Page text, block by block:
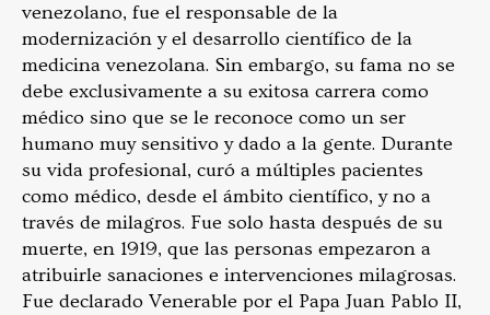
venezolano, fue el responsable de la
modernización y el desarrollo científico de la
medicina venezolana. Sin embargo, su fama no se
debe exclusivamente a su exitosa carrera como
médico sino que se le reconoce como un ser
humano muy sensitivo y dado a la gente. Durante
su vida profesional, curó a múltiples pacientes
como médico, desde el ámbito científico, y no a
través de milagros. Fue solo hasta después de su
muerte, en 1919, que las personas empezaron a
atribuirle sanaciones e intervenciones milagrosas.
Fue declarado Venerable por el Papa Juan Pablo II,